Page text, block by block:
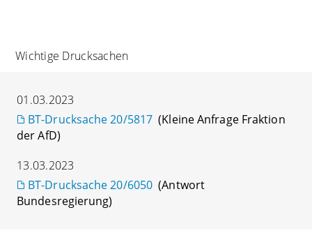
Wichtige Drucksachen
01.03.2023
BT-Drucksache 20/5817 (Kleine Anfrage Fraktion
der AfD)
13.03.2023
BT-Drucksache 20/6050 (Antwort
Bundesregierung)